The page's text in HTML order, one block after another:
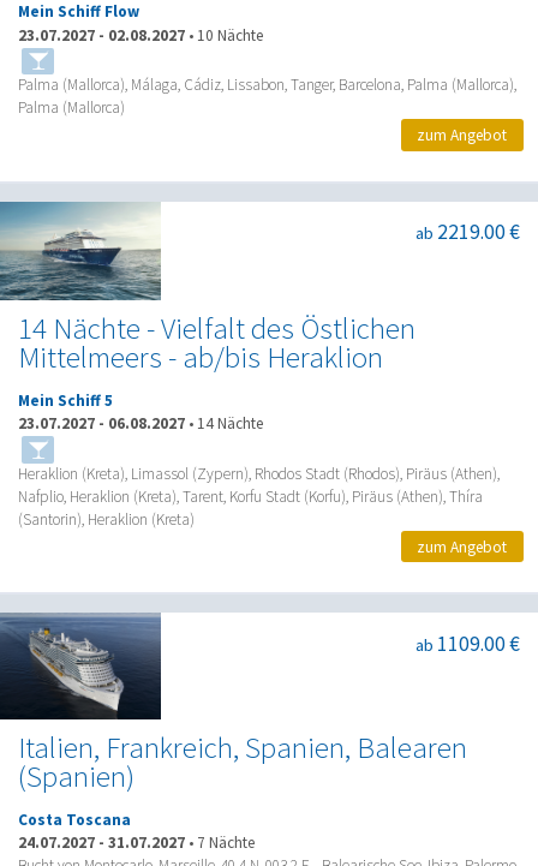
Mein Schiff Flow
23.07.2027 - 02.08.2027 • 10 Nächte
Palma (Mallorca), Málaga, Cádiz, Lissabon, Tanger, Barcelona, Palma (Mallorca),
Palma (Mallorca)
zum Angebot
14 Nächte - Vielfalt des Östlichen
Mittelmeers - ab/bis Heraklion
ab 2219.00 €
Mein Schiff 5
23.07.2027 - 06.08.2027 • 14 Nächte
Heraklion (Kreta), Limassol (Zypern), Rhodos Stadt (Rhodos), Piräus (Athen),
Nafplio, Heraklion (Kreta), Tarent, Korfu Stadt (Korfu), Piräus (Athen), Thíra
(Santorin), Heraklion (Kreta)
zum Angebot
Italien, Frankreich, Spanien, Balearen
(Spanien)
ab 1109.00 €
Costa Toscana
24.07.2027 - 31.07.2027 • 7 Nächte